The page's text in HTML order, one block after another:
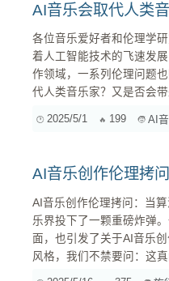
AI音乐会取代人类
各位音乐爱好者和伦理学
着人工智能技术的飞速发
作领域，一系列伦理问题
代人类音乐家？又是否会带来潜在
它们利用深度学习算法，
2025/5/1 199 AI
AI音乐创作伦理拷
AI音乐创作伦理拷问：当算法谱写旋
乐界投下了一颗重磅炸弹
面，也引发了关于AI音乐
风格，我们不禁要问：这真